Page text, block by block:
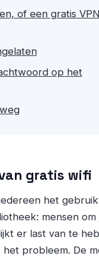
of een gratis
op het
gratis wifi
het
mensen om
er last van te
probleem. De